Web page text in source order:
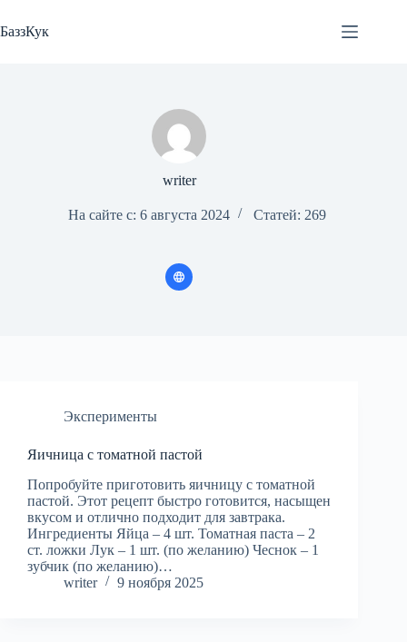
к
сути
БаззКук
writer
На сайте с: 6 августа 2024 Статей: 269
Эксперименты
Яичница с томатной пастой
Попробуйте приготовить яичницу с томатной
пастой. Этот рецепт быстро готовится, насыщен
вкусом и отлично подходит для завтрака.
Ингредиенты Яйца – 4 шт. Томатная паста – 2
ст. ложки Лук – 1 шт. (по желанию) Чеснок – 1
зубчик (по желанию)…
writer
9 ноября 2025